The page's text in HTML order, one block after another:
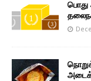
பொது